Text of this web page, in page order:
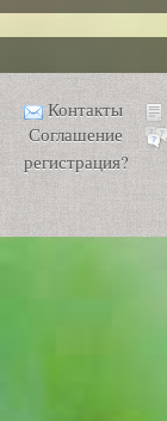
Контакты
Соглашение
регистрация?